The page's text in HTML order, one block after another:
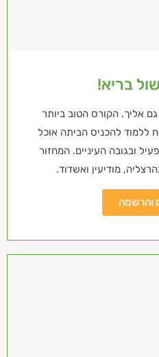
בריא!
אליך. הקורס הטוב ביותר
ללמוד להכניס הביתה אוכל
ובגובה העיניים. המחזור
מודיעין ואשדוד.
והרשמה